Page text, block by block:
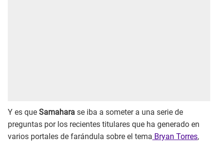
Y es que Samahara se iba a someter a una serie de
preguntas por los recientes titulares que ha generado en
varios portales de farándula sobre el tema Bryan Torres,